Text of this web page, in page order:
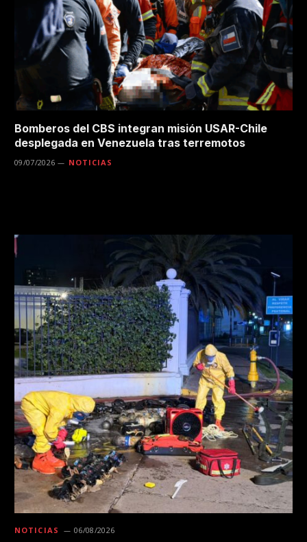
Bomberos del CBS integran misión USAR-Chile
desplegada en Venezuela tras terremotos
09/07/2026 NOTICIAS
NOTICIAS 06/08/2026